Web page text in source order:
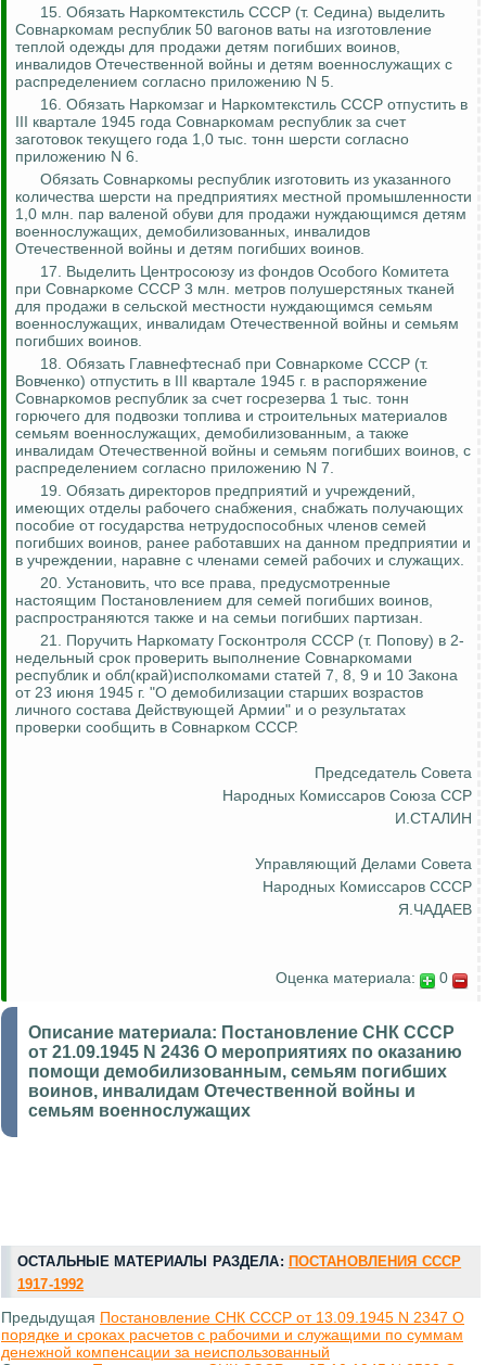
15. Обязать Наркомтекстиль СССР (т. Седина) выделить
Совнаркомам республик 50 вагонов ваты на изготовление
теплой одежды для продажи детям погибших воинов,
инвалидов Отечественной войны и детям военнослужащих с
распределением согласно приложению N 5.
16. Обязать Наркомзаг и Наркомтекстиль СССР отпустить в
III квартале 1945 года Совнаркомам республик за счет
заготовок текущего года 1,0 тыс. тонн шерсти согласно
приложению N 6.
Обязать Совнаркомы республик изготовить из указанного
количества шерсти на предприятиях местной промышленности
1,0 млн. пар валеной обуви для продажи нуждающимся детям
военнослужащих, демобилизованных, инвалидов
Отечественной войны и детям погибших воинов.
17. Выделить Центросоюзу из фондов Особого Комитета
при Совнаркоме СССР 3 млн. метров полушерстяных тканей
для продажи в сельской местности нуждающимся семьям
военнослужащих, инвалидам Отечественной войны и семьям
погибших воинов.
18. Обязать Главнефтеснаб при Совнаркоме СССР (т.
Вовченко) отпустить в III квартале 1945 г. в распоряжение
Совнаркомов республик за счет госрезерва 1 тыс. тонн
горючего для подвозки топлива и строительных материалов
семьям военнослужащих, демобилизованным, а также
инвалидам Отечественной войны и семьям погибших воинов, с
распределением согласно приложению N 7.
19. Обязать директоров предприятий и учреждений,
имеющих отделы рабочего снабжения, снабжать получающих
пособие от государства нетрудоспособных членов семей
погибших воинов, ранее работавших на данном предприятии и
в учреждении, наравне с членами семей рабочих и служащих.
20. Установить, что все права, предусмотренные
настоящим Постановлением для семей погибших воинов,
распространяются также и на семьи погибших партизан.
21. Поручить Наркомату Госконтроля СССР (т. Попову) в 2-
недельный срок проверить выполнение Совнаркомами
республик и обл(край)исполкомами статей 7, 8, 9 и 10 Закона
от 23 июня 1945 г. "О демобилизации старших возрастов
личного состава Действующей Армии" и о результатах
проверки сообщить в Совнарком СССР.
Председатель Совета
Народных Комиссаров Союза ССР
И.СТАЛИН
Управляющий Делами Совета
Народных Комиссаров СССР
Я.ЧАДАЕВ
Оценка материала: 0
Описание материала: Постановление СНК СССР
от 21.09.1945 N 2436 О мероприятиях по оказанию
помощи демобилизованным, семьям погибших
воинов, инвалидам Отечественной войны и
семьям военнослужащих
ОСТАЛЬНЫЕ МАТЕРИАЛЫ РАЗДЕЛА: ПОСТАНОВЛЕНИЯ СССР
1917-1992
Предыдущая Постановление СНК СССР от 13.09.1945 N 2347 О
порядке и сроках расчетов с рабочими и служащими по суммам
денежной компенсации за неиспользованный